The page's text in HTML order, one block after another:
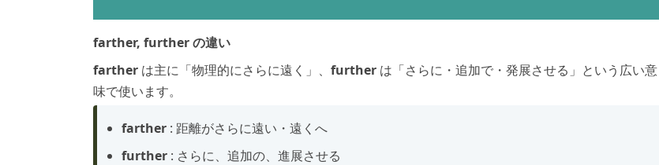
farther, further の違い
farther は主に「物理的にさらに遠く」、 further は「さらに・追加で・発展させる」という広い意
味で使います。
farther : 距離がさらに遠い・遠くへ
further : さらに、追加の、進展させる